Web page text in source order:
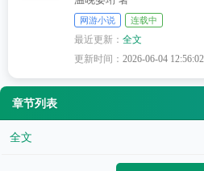
网游小说 连载中
最近更新：全文
更新时间：2026-06-04 12:56:02
章节列表
全文